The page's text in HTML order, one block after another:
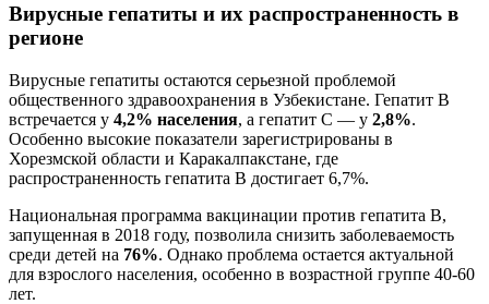
Вирусные гепатиты и их распространенность в
регионе
Вирусные гепатиты остаются серьезной проблемой
общественного здравоохранения в Узбекистане. Гепатит В
встречается у 4,2% населения, а гепатит С — у 2,8%.
Особенно высокие показатели зарегистрированы в
Хорезмской области и Каракалпакстане, где
распространенность гепатита В достигает 6,7%.
Национальная программа вакцинации против гепатита В,
запущенная в 2018 году, позволила снизить заболеваемость
среди детей на 76%. Однако проблема остается актуальной
для взрослого населения, особенно в возрастной группе 40-60
лет.